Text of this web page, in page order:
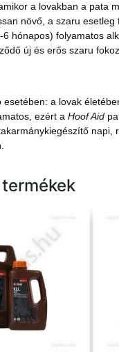
a lovakban a pata
növő, a szaru esetleg
6 hónapos) folyamatos
új és erős szaru
esetében: a lovak
ezért a Hoof Aid
napi,